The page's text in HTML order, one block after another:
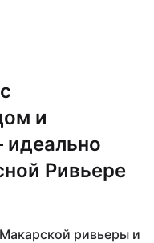
и
идеально
Ривьере
ривьеры и